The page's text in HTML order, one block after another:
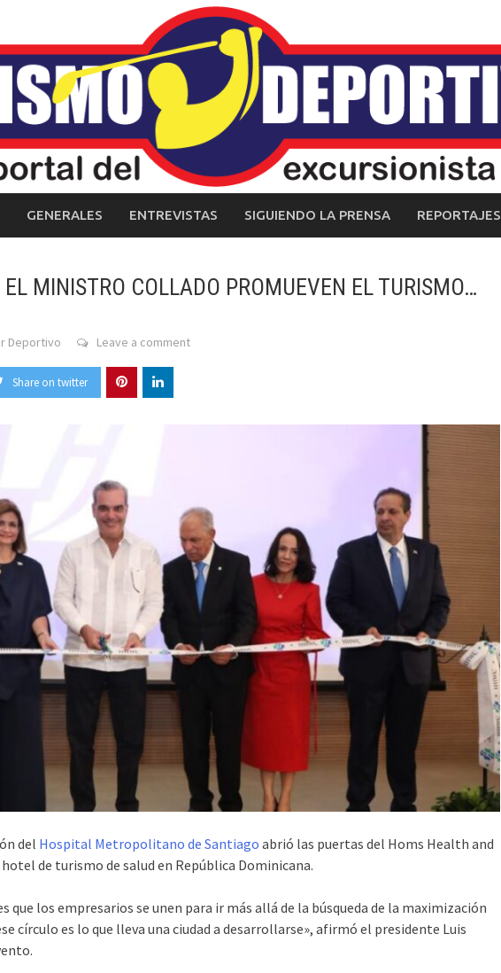
GENERALES ENTREVISTAS SIGUIENDO LA PRENSA REPORTAJES
EL MINISTRO COLLADO PROMUEVEN EL TURISMO…
Deportivo Leave a comment
Share on twitter
del Hospital Metropolitano de Santiago abrió las puertas del Homs Health and
de turismo de salud en República Dominicana.
que los empresarios se unen para ir más allá de la búsqueda de la maximización
círculo es lo que lleva una ciudad a desarrollarse», afirmó el presidente Luis